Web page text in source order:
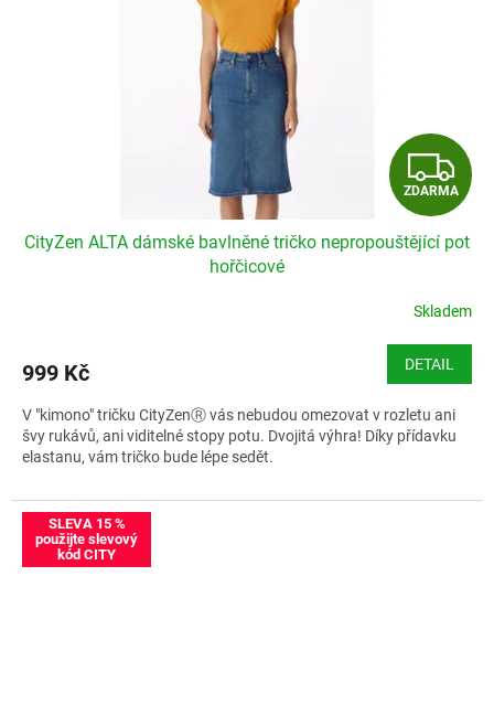
Z
D
A
R
M
A
ZDARMA
CityZen ALTA dámské bavlněné tričko nepropouštějící pot
hořčicové
Skladem
999 Kč DETAIL
V "kimono" tričku CityZenⓇ vás nebudou omezovat v rozletu ani
švy rukávů, ani viditelné stopy potu. Dvojitá výhra! Díky přídavku
elastanu, vám tričko bude lépe sedět.
Velikostní tabulka CityZen ALTA
SLEVA 15 %
použijte slevový
kód CITY